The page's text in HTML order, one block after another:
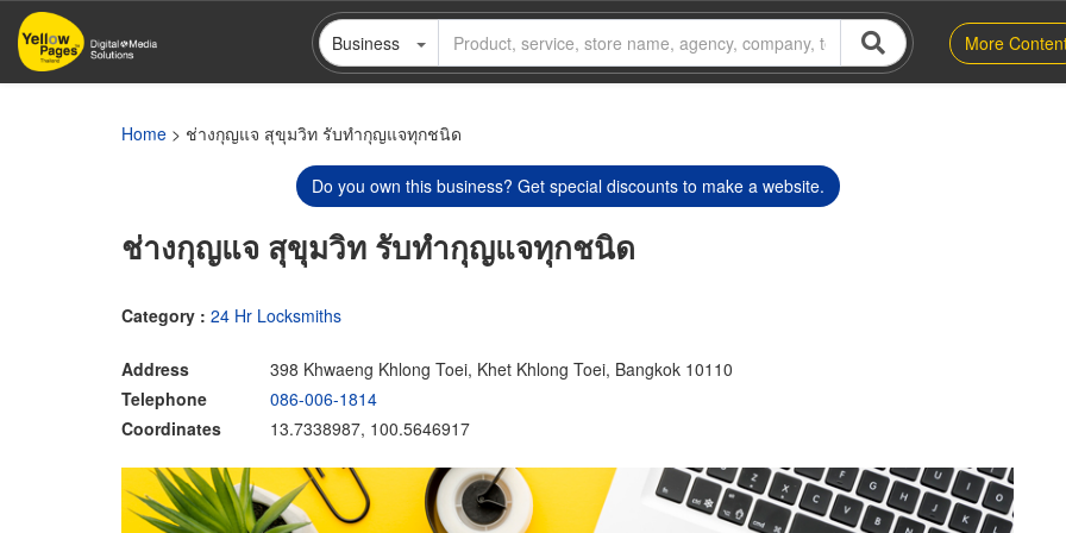
Skip
main
Business More
Home > ช่างกุญแจ สุขุมวิท รับทำกุญแจทุกชนิด‎
Do you own this business? Get special discounts to make a website.
ช่างกุญแจ สุขุมวิท รับทำกุญแจทุกชนิด‎
Category : 24 Hr Locksmiths
Address
398 Khwaeng Khlong Toei, Khet Khlong Toei, Bangkok 10110
Telephone
086-006-1814
Coordinates
13.7338987, 100.5646917